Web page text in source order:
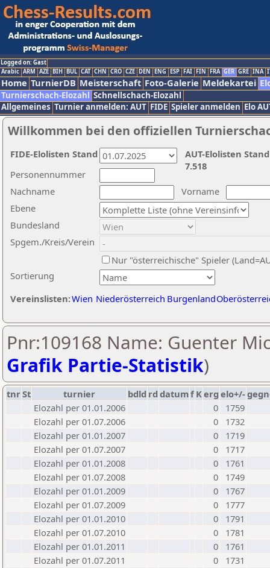
Logged on: Gast
Arabic ARM AZE BIH BUL CAT CHN CRO CZE DEN ENG ESP FAI FIN FRA GER GRE INA
Home TurnierDB Meisterschaft Foto-Galerie Meldekartei
Turnierschach-Elozahl Schnellschach-Elozahl
Allgemeines Turnier anmelden: AUT FIDE Spieler anmelden Elo
Willkommen bei den offiziellen
Nachname
Vorname
Ebene
Sortierung
Personennummer
Bundesland
Spgem./Kreis/Verein
Nur "österreichische" Spieler
Vereinslisten:Wien Niederösterreich Burgenland
AUT-Elolisten
7.518
FIDE-Elolisten Stand
Pnr:109168 Name: Guenter
Grafik Partie-Statistik)
tnrSt turnier bdld rd datumf Kerg elo+/-
Elozahl per 01.01.2006
0
1759
Elozahl per 01.07.2006
0
1732
Elozahl per 01.01.2007
0
1719
Elozahl per 01.07.2007
0
1717
Elozahl per 01.01.2008
0
1761
Elozahl per 01.07.2008
0
1749
Elozahl per 01.01.2009
0
1767
Elozahl per 01.07.2009
0
1777
Elozahl per 01.01.2010
0
1791
Elozahl per 01.07.2010
0
1781
Elozahl per 01.01.2011
0
1761
Elozahl per 01.07.2011
0
1731